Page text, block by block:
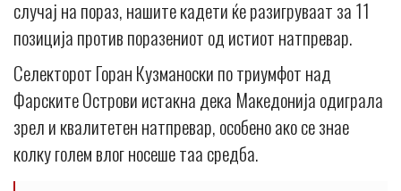
случај на пораз, нашите кадети ќе разигруваат за 11
позиција против поразениот од истиот натпревар.
Селекторот Горан Кузманоски по триумфот над
Фарските Острови истакна дека Македонија одиграла
зрел и квалитетен натпревар, особено ако се знае
колку голем влог носеше таа средба.